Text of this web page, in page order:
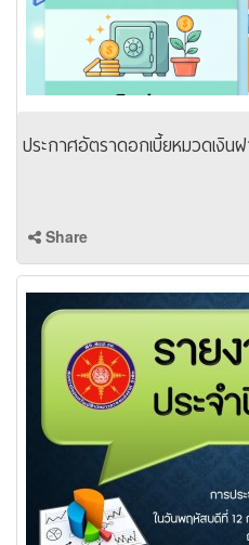
ประกาศอัตราดอกเบี้ยหมวดเงิน
Share